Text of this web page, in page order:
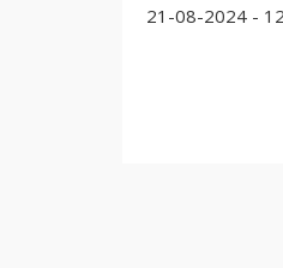
21-08-2024 -